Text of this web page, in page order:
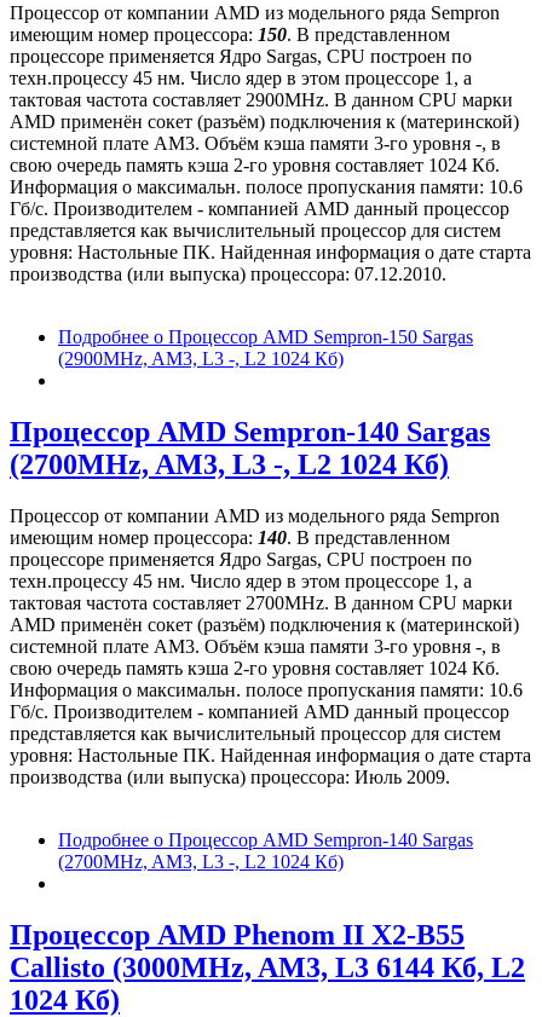
Процессор от компании AMD из модельного ряда Sempron
имеющим номер процессора: 150. В представленном
процессоре применяется Ядро Sargas, CPU построен по
техн.процессу 45 нм. Число ядер в этом процессоре 1, а
тактовая частота составляет 2900MHz. В данном CPU марки
AMD применён сокет (разъём) подключения к (материнской)
системной плате AM3. Объём кэша памяти 3-го уровня -, в
свою очередь память кэша 2-го уровня составляет 1024 Кб.
Информация о максимальн. полосе пропускания памяти: 10.6
Гб/с. Производителем - компанией AMD данный процессор
представляется как вычислительный процессор для систем
уровня: Настольные ПК. Найденная информация о дате старта
производства (или выпуска) процессора: 07.12.2010.
Подробнее о Процессор AMD Sempron-150 Sargas
(2900MHz, AM3, L3 -, L2 1024 Кб)
Процессор AMD Sempron-140 Sargas
(2700MHz, AM3, L3 -, L2 1024 Кб)
Процессор от компании AMD из модельного ряда Sempron
имеющим номер процессора: 140. В представленном
процессоре применяется Ядро Sargas, CPU построен по
техн.процессу 45 нм. Число ядер в этом процессоре 1, а
тактовая частота составляет 2700MHz. В данном CPU марки
AMD применён сокет (разъём) подключения к (материнской)
системной плате AM3. Объём кэша памяти 3-го уровня -, в
свою очередь память кэша 2-го уровня составляет 1024 Кб.
Информация о максимальн. полосе пропускания памяти: 10.6
Гб/с. Производителем - компанией AMD данный процессор
представляется как вычислительный процессор для систем
уровня: Настольные ПК. Найденная информация о дате старта
производства (или выпуска) процессора: Июль 2009.
Подробнее о Процессор AMD Sempron-140 Sargas
(2700MHz, AM3, L3 -, L2 1024 Кб)
Процессор AMD Phenom II X2-B55
Callisto (3000MHz, AM3, L3 6144 Кб, L2
1024 Кб)